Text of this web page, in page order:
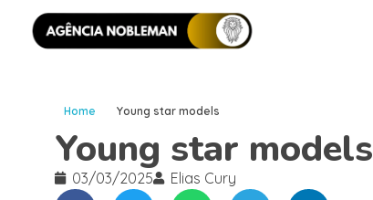
Home Young star models
Young star models
03/03/2025 Elias Cury